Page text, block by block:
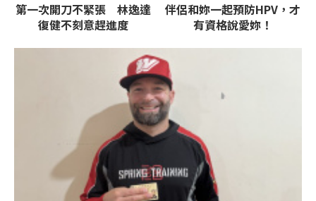
第一次開刀不緊張 林逸達
復健不刻意趕進度
伴侶和妳一起預防HPV，才
有資格說愛妳！